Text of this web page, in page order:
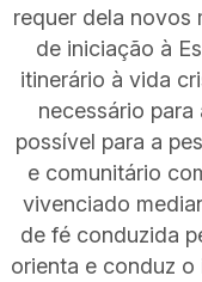
requer dela novos
de iniciação à
itinerário à vida
necessário
possível para a
e comunitário
vivenciado
de fé conduzida
orienta e conduz o